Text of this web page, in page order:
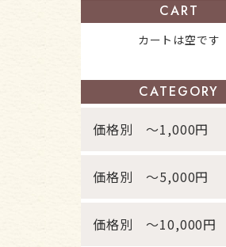
CART
カートは空です
CATEGORY
価格別 ～1,000円
価格別 ～5,000円
価格別 ～10,000円